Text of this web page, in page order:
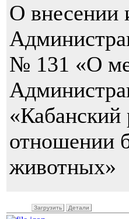
О внесении
№ 131 «О
«Кабанский
отношении
животных»
Загрузить Детали